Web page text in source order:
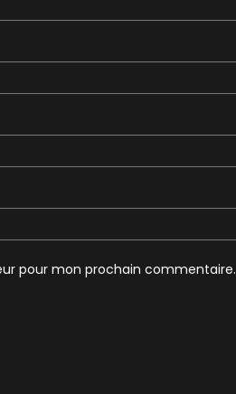
pour mon prochain commentaire.